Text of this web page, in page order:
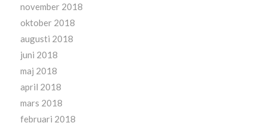
november 2018
oktober 2018
augusti 2018
juni 2018
maj 2018
april 2018
mars 2018
februari 2018